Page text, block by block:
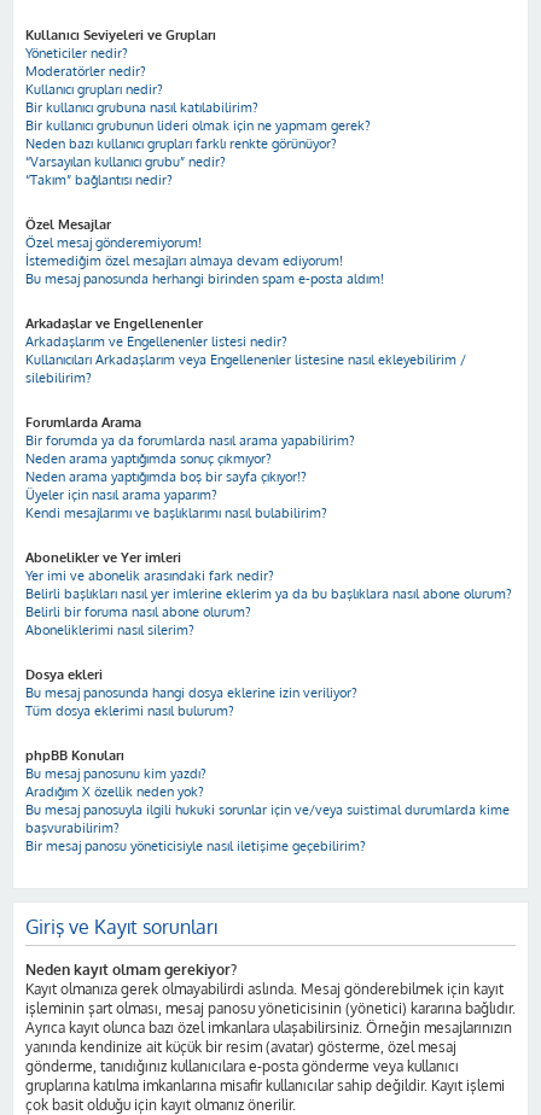
Kullanıcı Seviyeleri ve Grupları
Yöneticiler nedir?
Moderatörler nedir?
Kullanıcı grupları nedir?
Bir kullanıcı grubuna nasıl katılabilirim?
Bir kullanıcı grubunun lideri olmak için ne yapmam gerek?
Neden bazı kullanıcı grupları farklı renkte görünüyor?
“Varsayılan kullanıcı grubu” nedir?
“Takım” bağlantısı nedir?
Özel Mesajlar
Özel mesaj gönderemiyorum!
İstemediğim özel mesajları almaya devam ediyorum!
Bu mesaj panosunda herhangi birinden spam e-posta aldım!
Arkadaşlar ve Engellenenler
Arkadaşlarım ve Engellenenler listesi nedir?
Kullanıcıları Arkadaşlarım veya Engellenenler listesine nasıl ekleyebilirim /
silebilirim?
Forumlarda Arama
Bir forumda ya da forumlarda nasıl arama yapabilirim?
Neden arama yaptığımda sonuç çıkmıyor?
Neden arama yaptığımda boş bir sayfa çıkıyor!?
Üyeler için nasıl arama yaparım?
Kendi mesajlarımı ve başlıklarımı nasıl bulabilirim?
Abonelikler ve Yer imleri
Yer imi ve abonelik arasındaki fark nedir?
Belirli başlıkları nasıl yer imlerine eklerim ya da bu başlıklara nasıl abone olurum?
Belirli bir foruma nasıl abone olurum?
Aboneliklerimi nasıl silerim?
Dosya ekleri
Bu mesaj panosunda hangi dosya eklerine izin veriliyor?
Tüm dosya eklerimi nasıl bulurum?
phpBB Konuları
Bu mesaj panosunu kim yazdı?
Aradığım X özellik neden yok?
Bu mesaj panosuyla ilgili hukuki sorunlar için ve/veya suistimal durumlarda kime
başvurabilirim?
Bir mesaj panosu yöneticisiyle nasıl iletişime geçebilirim?
Giriş ve Kayıt sorunları
Neden kayıt olmam gerekiyor?
Kayıt olmanıza gerek olmayabilirdi aslında. Mesaj gönderebilmek için kayıt
işleminin şart olması, mesaj panosu yöneticisinin (yönetici) kararına bağlıdır.
Ayrıca kayıt olunca bazı özel imkanlara ulaşabilirsiniz. Örneğin mesajlarınızın
yanında kendinize ait küçük bir resim (avatar) gösterme, özel mesaj
gönderme, tanıdığınız kullanıcılara e-posta gönderme veya kullanıcı
gruplarına katılma imkanlarına misafir kullanıcılar sahip değildir. Kayıt işlemi
çok basit olduğu için kayıt olmanız önerilir.